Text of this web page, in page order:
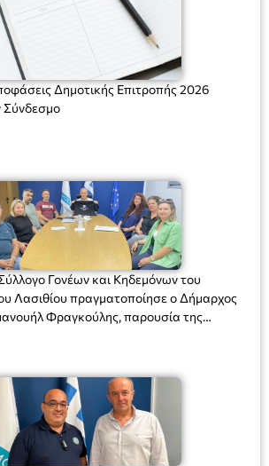
Δημοτικής Επιτροπής 2026
Σύνδεσμο
Γονέων και Κηδεμόνων του
Λασιθίου πραγματοποίησε ο Δήμαρχος
Φραγκούλης, παρουσία της
κας Μαριάννας Χαΐτα.